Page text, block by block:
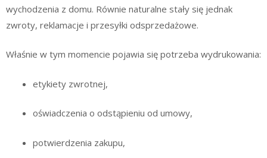
wychodzenia z domu. Równie naturalne stały się jednak
zwroty, reklamacje i przesyłki odsprzedażowe.
Właśnie w tym momencie pojawia się potrzeba wydrukowania:
etykiety zwrotnej,
oświadczenia o odstąpieniu od umowy,
potwierdzenia zakupu,